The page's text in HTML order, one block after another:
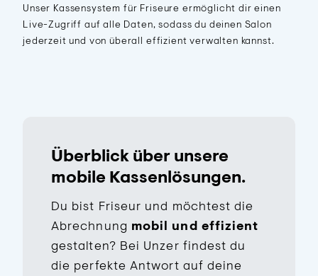
Unser Kassensystem für Friseure ermöglicht dir einen
Live-Zugriff auf alle Daten, sodass du deinen Salon
jederzeit und von überall effizient verwalten kannst.
Überblick über unsere
mobile Kassenlösungen.
Du bist Friseur und möchtest die
Abrechnung mobil und effizient
gestalten? Bei Unzer findest du
die perfekte Antwort auf deine